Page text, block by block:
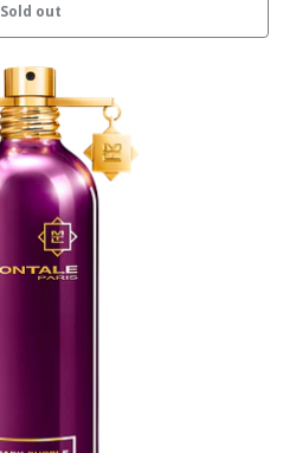
Sold out